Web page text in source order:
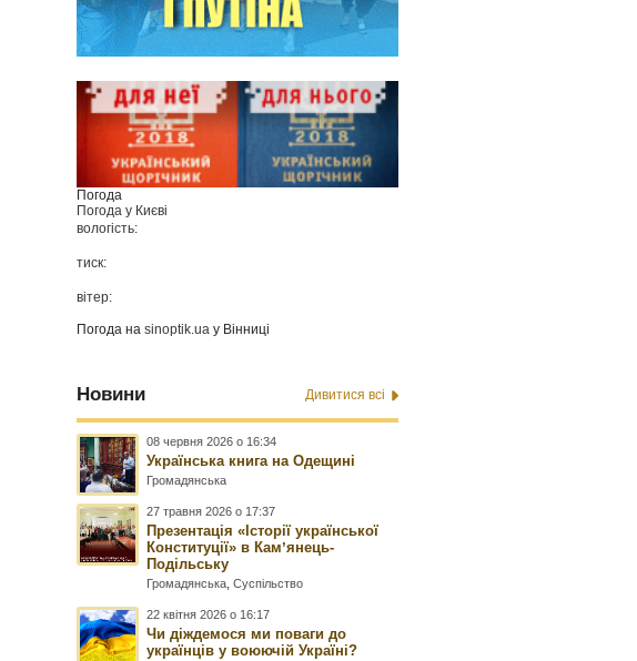
Погода
Погода у Києві
вологість:
тиск:
вітер:
Погода наsinoptik.ua у Вінниці
Новини Дивитися всі
08 червня 2026 о 16:34
Українська книга на Одещині
Громадянська
27 травня 2026 о 17:37
Презентація «Історії української
Конституції» в Камʼянець-
Подільську
Громадянська ,Суспільство
22 квітня 2026 о 16:17
Чи діждемося ми поваги до
українців у воюючій Україні?